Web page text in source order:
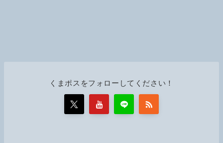
くまポスをフォローしてください！